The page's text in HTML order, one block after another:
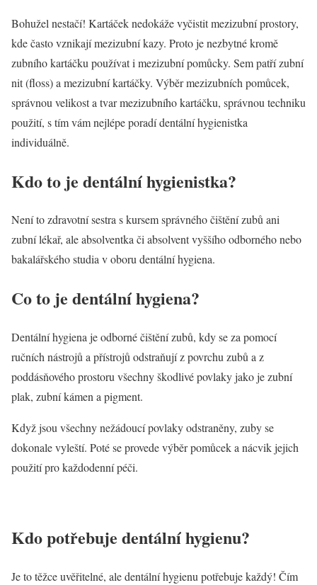
Bohužel nestačí! Kartáček nedokáže vyčistit mezizubní prostory,
kde často vznikají mezizubní kazy. Proto je nezbytné kromě
zubního kartáčku používat i mezizubní pomůcky. Sem patří zubní
nit (floss) a mezizubní kartáčky. Výběr mezizubních pomůcek,
správnou velikost a tvar mezizubního kartáčku, správnou techniku
použití, s tím vám nejlépe poradí dentální hygienistka
individuálně.
Kdo to je dentální hygienistka?
Není to zdravotní sestra s kursem správného čištění zubů ani
zubní lékař, ale absolventka či absolvent vyššího odborného nebo
bakalářského studia v oboru dentální hygiena.
Co to je dentální hygiena?
Dentální hygiena je odborné čištění zubů, kdy se za pomocí
ručních nástrojů a přístrojů odstraňují z povrchu zubů a z
poddásňového prostoru všechny škodlivé povlaky jako je zubní
plak, zubní kámen a pigment.
Když jsou všechny nežádoucí povlaky odstraněny, zuby se
dokonale vyleští. Poté se provede výběr pomůcek a nácvik jejich
použití pro každodenní péči.
Kdo potřebuje dentální hygienu?
Je to těžce uvěřitelné, ale dentální hygienu potřebuje každý! Čím